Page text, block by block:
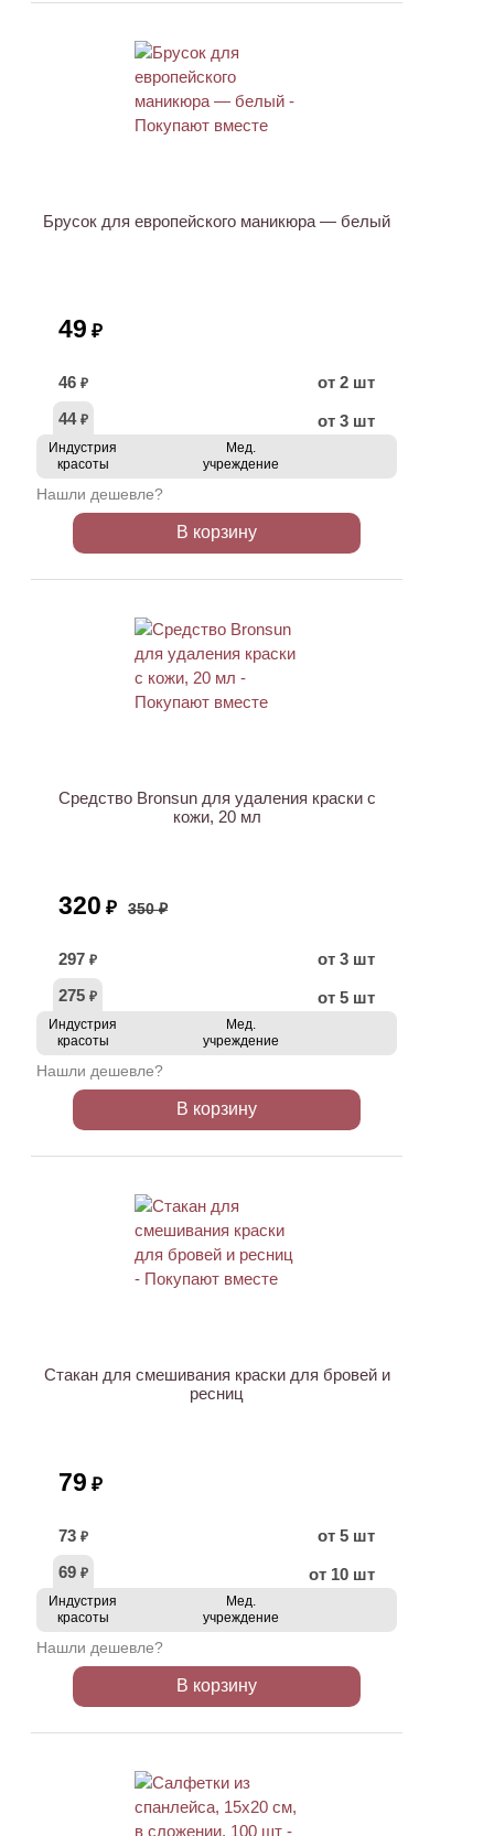
Брусок для европейского маникюра — белый
49 ₽
46 ₽
от 2 шт
44 ₽ от 3 шт
Индустрия
красоты
Мед.
учреждение
Нашли дешевле?
В корзину
Средство Bronsun для удаления краски с
кожи, 20 мл
320 ₽ 350 ₽
297 ₽
от 3 шт
275 ₽ от 5 шт
Индустрия
красоты
Мед.
учреждение
Нашли дешевле?
В корзину
Стакан для смешивания краски для бровей и
ресниц
79 ₽
73 ₽
от 5 шт
69 ₽ от 10 шт
Индустрия
красоты
Мед.
учреждение
Нашли дешевле?
В корзину